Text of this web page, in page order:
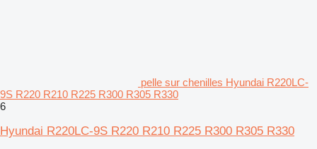
pelle sur chenilles Hyundai R220LC-
9S R220 R210 R225 R300 R305 R330
6
Hyundai R220LC-9S R220 R210 R225 R300 R305 R330